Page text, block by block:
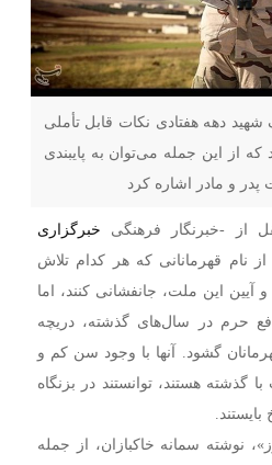
دهه هفتادی نکات قابل تأملی
که از این جمله می‌توان به پایبندی
و مادر اشاره کرد
خبرگزاری
نام قهرمانانی که هر کدام تلاش
این ملت، جانفشانی کنند، اما
حرم در سال‌های گذشته، دریچه
گشود. آنها با وجود سن کم و
گذشته هستند، توانستند در بزنگاه‌
نوشته سمانه خاکبازان، از جمله